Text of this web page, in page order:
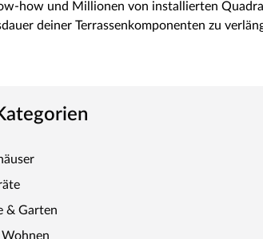
how und Millionen von installierten
deiner Terrassenkomponenten zu
& Garten
Wohnen